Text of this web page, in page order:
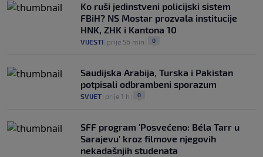
Ko ruši jedinstveni policijski sistem
FBiH? NS Mostar prozvala institucije
HNK, ZHK i Kantona 10
VIJESTI prije 56 min 0
Saudijska Arabija, Turska i Pakistan
potpisali odbrambeni sporazum
SVIJET prije 1 h 0
SFF program 'Posvećeno: Béla Tarr u
Sarajevu' kroz filmove njegovih
nekadašnjih studenata